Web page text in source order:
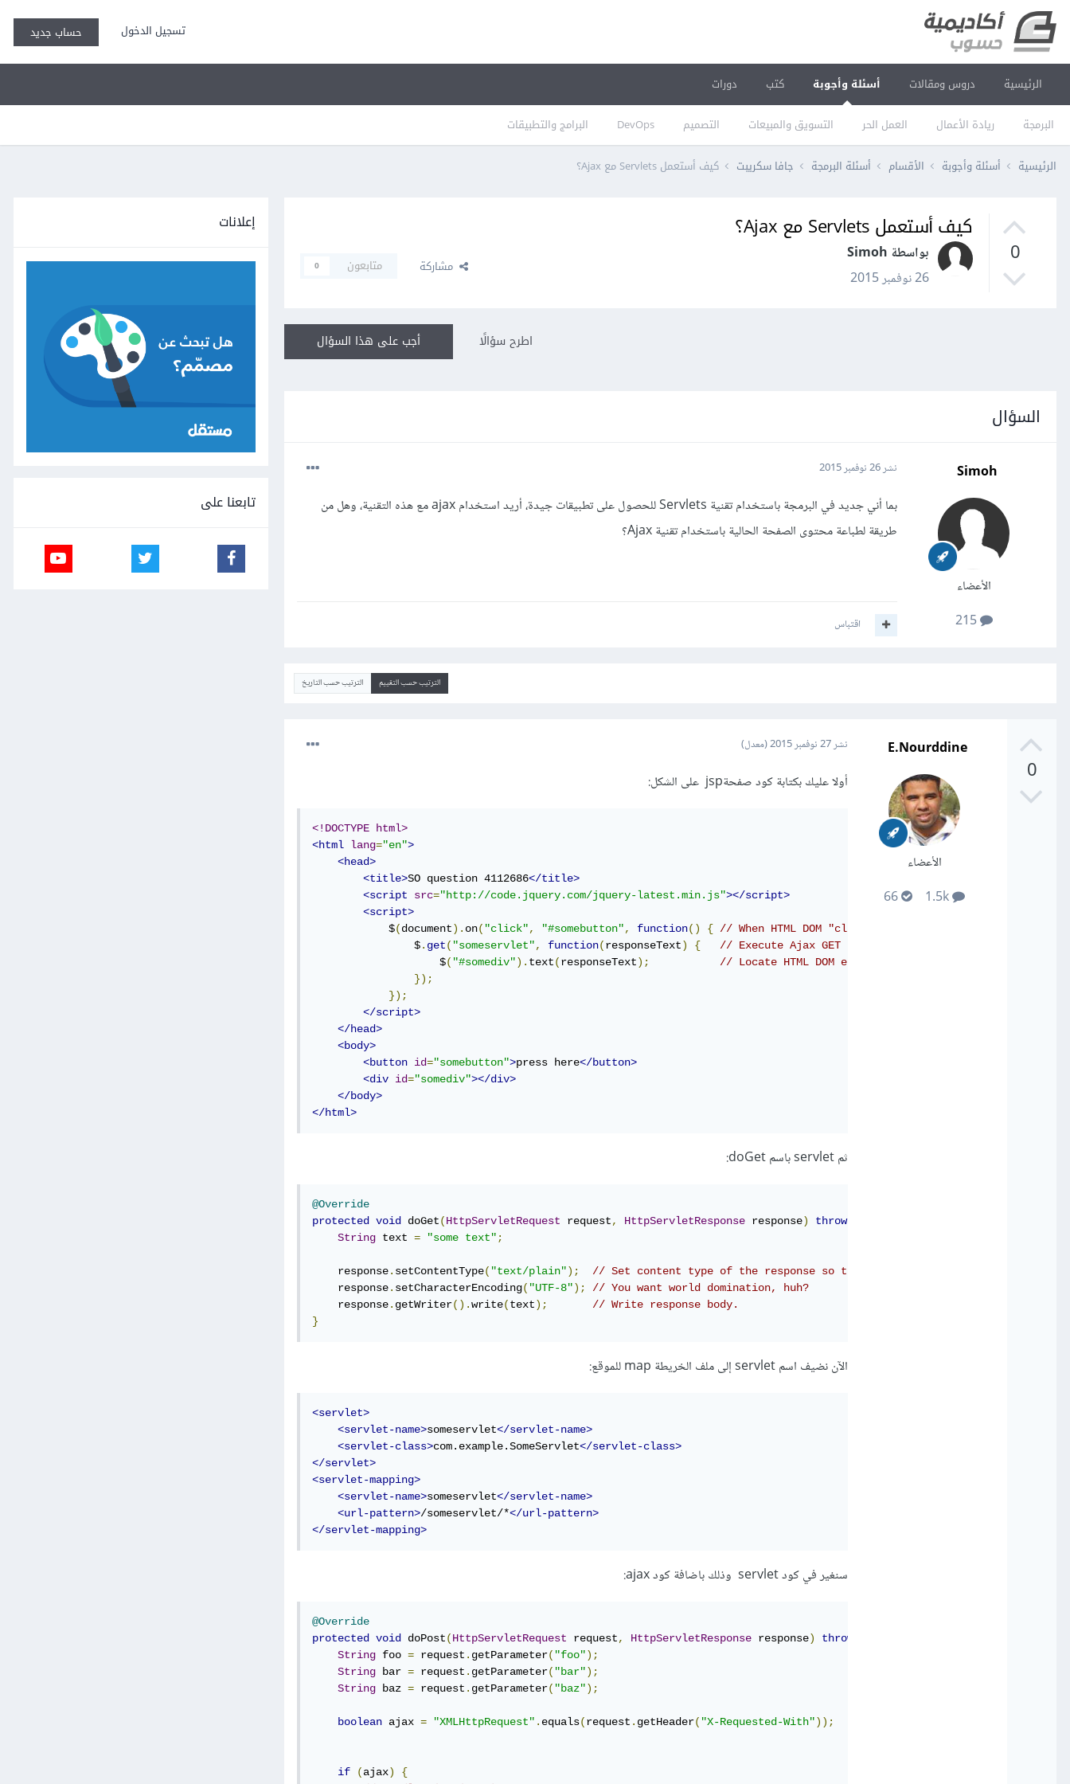
تسجيل الدخول حساب جديد
الرئيسية دروس ومقالات أسئلة وأجوبة
البرمجة ريادة الأعمال العمل الحر التسويق والمبيعات التصميم DevOps البرامج والتطبيقات
كتب دورات
الرئيسية أسئلة وأجوبة الأقسام أسئلة البرمجة جافا سكريبت كيف أستعمل Servlets مع Ajax؟
0
كيف أستعمل Servlets مع Ajax؟
بواسطة Simoh
26 نوفمبر 2015
مشاركة متابعون 0
أجب على هذا السؤال اطرح سؤالًا
السؤال
Simoh
الأعضاء
215
نشر26 نوفمبر 2015
بما أني جديد في البرمجة باستخدام تقنية Servlets للحصول على تطبيقات جيدة، أريد استخدام ajax مع هذه التقنية، وهل من
طريقة لطباعة محتوى الصفحة الحالية باستخدام تقنية Ajax؟
اقتباس
الترتيب حسب التقييم الترتيب حسب التاريخ
0
E.Nourddine
الأعضاء
نشر27 نوفمبر 2015 (معدل)
أولا عليك بكتابة كود صفحةjsp على الشكل:
<!DOCTYPE html>
<html lang="en">
<head>
<title>SO question 4112686</title>
<script
src="http://code.jquery.com/jquery-latest.min.js"></script>
<script>
            $
(document). on( "click", "#somebutton", function() { // When HTML DOM "click" event is invoked on
                $
. get( "someservlet", function(responseText) {
// Execute Ajax GET request on URL of "someservlet"
                    $
( "#somediv"). text(responseText);
// Locate HTML DOM element with ID "somediv" and
});
});
</script>
</head>
<body>
<button id="somebutton">press here</button>
<div id="somediv"></div>
</body>
</html>
ثم servlet باسم doGet:
@Override
protected void doGet(HttpServletRequest request, HttpServletResponse response) throws
String text = "some text";
    response
. setContentType( "text/plain");
// Set content type of the response so that jQuery knows what it can
    response
. setCharacterEncoding( "UTF-8");
// You want world domination, huh?
    response
. getWriter().write(text);
// Write response body.
}
الآن نضيف اسم servlet إلى ملف الخريطة map للموقع:
<servlet>
<servlet-name>someservlet</servlet-name>
<servlet-class>com.example.SomeServlet</servlet-class>
</servlet>
<servlet-mapping>
<servlet-name>someservlet</servlet-name>
<url-pattern>/someservlet/*</url-pattern>
</servlet-mapping>
سنغير في كود servlet وذلك باضافة كود ajax:
@Override
protected void doPost(HttpServletRequest request, HttpServletResponse response) throws
String foo = request . getParameter( "foo");
String bar = request . getParameter( "bar");
String baz = request . getParameter( "baz");
boolean ajax = "XMLHttpRequest" . equals(request . getHeader( "X-Requested-With"));
if (ajax)
{
إعلانات
تابعنا على